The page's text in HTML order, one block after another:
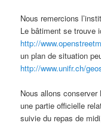
Nous remercions
Le bâtiment se trouve
http://
un plan de situation
http://www.unifr.ch/
Nous allons
une partie officielle
suivie du repas de